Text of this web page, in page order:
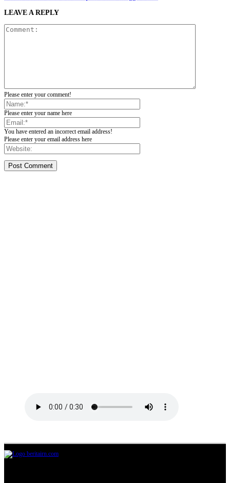
LEAVE A REPLY
Please enter your comment!
Please enter your name here
You have entered an incorrect email address!
Please enter your email address here